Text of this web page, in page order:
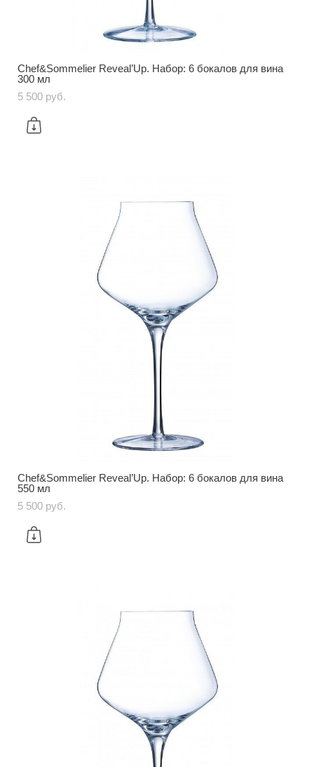
Chef&Sommelier Reveal’Up. Набор: 6 бокалов для вина
300 мл
5 500 pуб.
Chef&Sommelier Reveal’Up. Набор: 6 бокалов для вина
550 мл
5 500 pуб.